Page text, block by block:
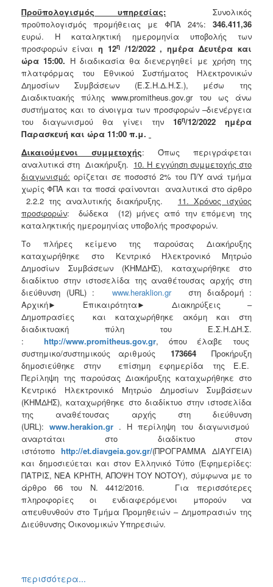
Προϋπολογισμός υπηρεσίας: Συνολικός
προϋπολογισμός προμήθειας με ΦΠΑ 24%: 346.411,36
ευρώ. Η καταληκτική ημερομηνία υποβολής των
προσφορών είναι η 12η/12/2022, ημέρα Δευτέρα και
ώρα 15:00. Η διαδικασία θα διενεργηθεί με χρήση της
πλατφόρμας του Εθνικού Συστήματος Ηλεκτρονικών
Δημοσίων Συμβάσεων (Ε.Σ.Η.Δ.Η.Σ.), μέσω της
Διαδικτυακής πύλης www.promitheus.gov.gr του ως άνω
συστήματος και το άνοιγμα των προσφορών –διενέργεια
του διαγωνισμού θα γίνει την 16η/12/2022 ημέρα
Παρασκευή και ώρα 11:00 π.μ.
Δικαιούμενοι συμμετοχής: Όπως περιγράφεται
αναλυτικά στη Διακήρυξη. 10. Η εγγύηση συμμετοχής στο
διαγωνισμό: ορίζεται σε ποσοστό 2% του Π/Υ ανά τμήμα
χωρίς ΦΠΑ και τα ποσά φαίνονται αναλυτικά στο άρθρο
2.2.2 της αναλυτικής διακήρυξης. 11. Χρόνος ισχύος
προσφορών: δώδεκα (12) μήνες από την επόμενη της
καταληκτικής ημερομηνίας υποβολής προσφορών.
Το πλήρες κείμενο της παρούσας Διακήρυξης
καταχωρήθηκε στο Κεντρικό Ηλεκτρονικό Μητρώο
Δημοσίων Συμβάσεων (ΚΗΜΔΗΣ), καταχωρήθηκε στο
διαδίκτυο στην ιστοσελίδα της αναθέτουσας αρχής στη
διεύθυνση (URL) : www.heraklion.grστη διαδρομή :
Αρχική► Επικαιρότητα► Διακηρύξεις –
Δημοπρασίες
και καταχωρήθηκε ακόμη και στη
διαδικτυακή πύλη του Ε.Σ.Η.ΔΗ.Σ.
:http://www.promitheus.gov.gr, όπου έλαβε τους
συστημικο/συστημικούς αριθμούς 173664Προκήρυξη
δημοσιεύθηκε στην επίσημη εφημερίδα της Ε.Ε.
Περίληψη της παρούσας Διακήρυξης καταχωρήθηκε στο
Κεντρικό Ηλεκτρονικό Μητρώο Δημοσίων Συμβάσεων
(ΚΗΜΔΗΣ), καταχωρήθηκε στο διαδίκτυο στην ιστοσελίδα
της αναθέτουσας αρχής στη διεύθυνση
(URL): www.herakion.gr . Η περίληψη του διαγωνισμού
αναρτάται στο διαδίκτυο στον
ιστότοπο http://et.diavgeia.gov.gr/(ΠΡΟΓΡΑΜΜΑ ΔΙΑΥΓΕΙΑ)
και δημοσιεύεται και στον Ελληνικό Τύπο (Εφημερίδες:
ΠΑΤΡΙΣ, ΝΕΑ ΚΡΗΤΗ, ΑΠΟΨΗ ΤΟΥ ΝΟΤΟΥ), σύμφωνα με το
άρθρο 66 του Ν. 4412/2016.
Για περισσότερες
πληροφορίες οι ενδιαφερόμενοι μπορούν να
απευθυνθούν στο Τμήμα Προμηθειών – Δημοπρασιών της
Διεύθυνσης Οικονομικών Υπηρεσιών.
περισσότερα...